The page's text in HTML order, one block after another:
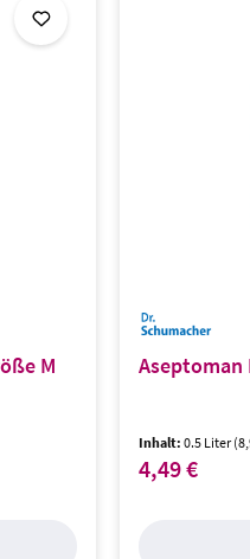
M
Inhalt:0.5 Liter
Regulärer Preis:
4,49 €